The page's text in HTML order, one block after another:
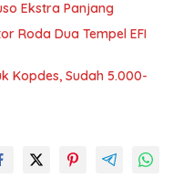
Ekstra Panjang
Roda Dua Tempel EFI
Kopdes, Sudah 5.000-